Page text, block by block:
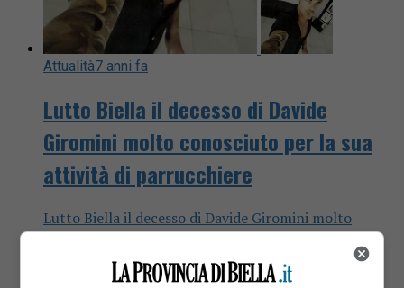
Attualità7 anni fa
Lutto Biella il decesso di Davide
Giromini molto conosciuto per la sua
attività di parrucchiere
Lutto Biella il decesso di Davide Giromini molto
conosciuto per la sua attività di parrucchiere
Profondo cordoglio in città per la morte di Davide
Giromini, 52...